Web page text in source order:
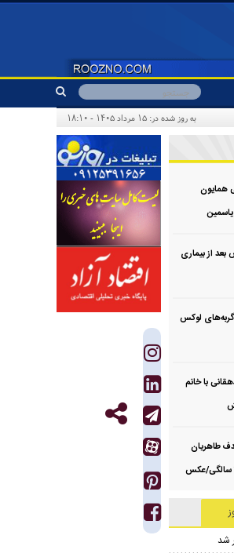
به روز شده در: ۱۵ مرداد ۱۴۰۵ - ۱۸:۱۰
از بیماری
گربه‌های لوکس
با خانم
طاهریان
شد